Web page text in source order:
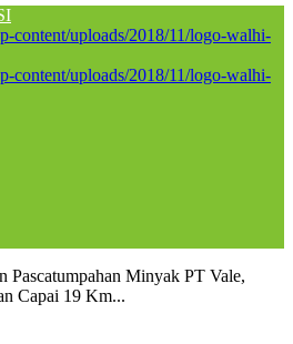
Pascatumpahan Minyak PT Vale,
Capai 19 Km...